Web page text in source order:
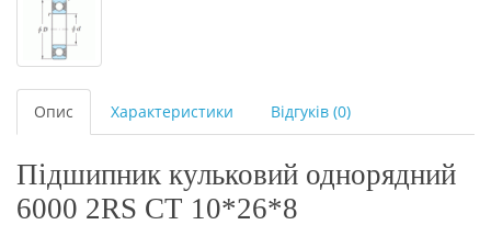
Опис Характеристики Відгуків (0)
Підшипник кульковий однорядний
6000 2RS CT 10*26*8